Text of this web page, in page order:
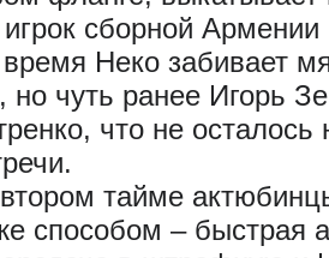
сборной
Неко забивает
но чуть ранее Игорь
что не
актюбинцы
способом – быстрая